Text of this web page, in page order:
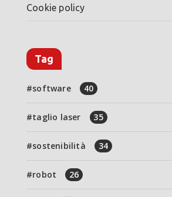
Cookie policy
Tag
software 40
taglio laser 35
sostenibilità 34
robot 26